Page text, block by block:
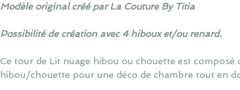
Modèle original créé par La Couture By Titia
Possibilité de création avec 4 hiboux et/ou renard.
Ce tour de Lit nuage hibou ou chouette est composé
hibou/chouette pour une déco de chambre tout en